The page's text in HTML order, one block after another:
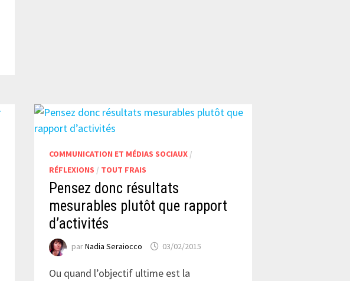
COMMUNICATION ET MÉDIAS SOCIAUX/
RÉFLEXIONS / TOUT FRAIS
Pensez donc résultats
mesurables plutôt que rapport
d’activités
parNadia Seraiocco 03/02/2015
Ou quand l’objectif ultime est la